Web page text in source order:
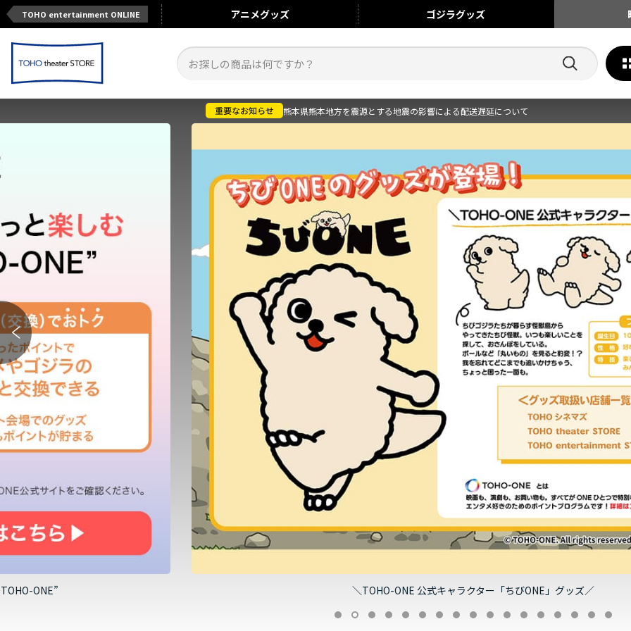
TOHO entertainment ONLINE アニメグッズ ゴジラグッズ
熊本県熊本地方を震源とする地震の影響による配送遅延について
ONE” ＼TOHO-ONE 公式キャラクター「ちびONE」グッズ／